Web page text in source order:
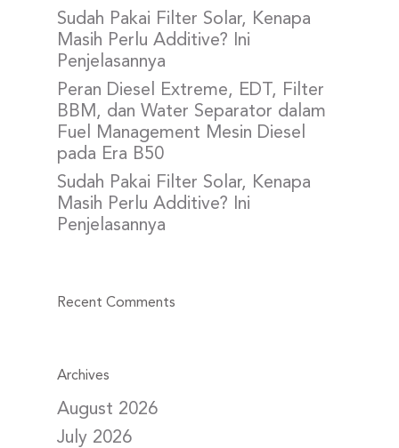
Sudah Pakai Filter Solar, Kenapa
Masih Perlu Additive? Ini
Penjelasannya
Peran Diesel Extreme, EDT, Filter
BBM, dan Water Separator dalam
Fuel Management Mesin Diesel
pada Era B50
Sudah Pakai Filter Solar, Kenapa
Masih Perlu Additive? Ini
Penjelasannya
Recent Comments
Archives
August 2026
July 2026